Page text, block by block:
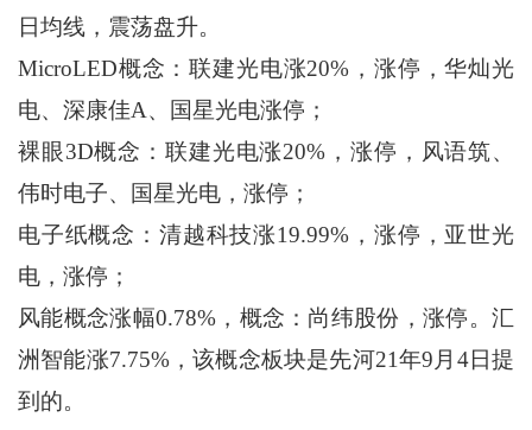
日均线，震荡盘升。
MicroLED概念：联建光电涨20%，涨停，华灿光
电、深康佳A、国星光电涨停；
裸眼3D概念：联建光电涨20%，涨停，风语筑、
伟时电子、国星光电，涨停；
电子纸概念：清越科技涨19.99%，涨停，亚世光
电，涨停；
风能概念涨幅0.78%，概念：尚纬股份，涨停。汇
洲智能涨7.75%，该概念板块是先河21年9月4日提
到的。